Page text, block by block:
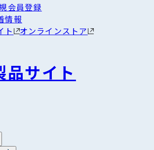
会員登録
情報
ト
オンラインストア
品サイト